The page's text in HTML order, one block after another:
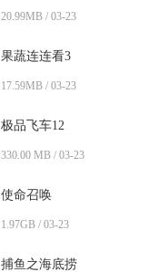
20.99MB / 03-23
果蔬连连看3
17.59MB / 03-23
极品飞车12
330.00 MB / 03-23
使命召唤
1.97GB / 03-23
捕鱼之海底捞